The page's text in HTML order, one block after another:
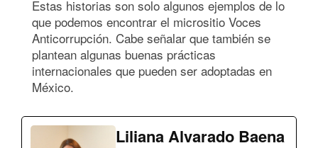
Estas historias son solo algunos ejemplos de lo
que podemos encontrar el micrositio Voces
Anticorrupción. Cabe señalar que también se
plantean algunas buenas prácticas
internacionales que pueden ser adoptadas en
México.
Liliana Alvarado Baena